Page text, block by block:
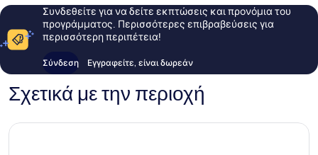
Συνδεθείτε για να δείτε εκπτώσεις και προνόμια του
προγράμματος. Περισσότερες επιβραβεύσεις για
περισσότερη περιπέτεια!
Σύνδεση Εγγραφείτε, είναι δωρεάν
Σχετικά με την περιοχή